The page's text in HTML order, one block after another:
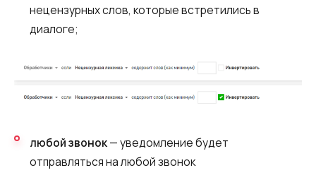
нецензурных слов, которые встретились в
диалоге;
любой звонок— уведомление будет
отправляться на любой звонок